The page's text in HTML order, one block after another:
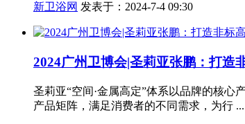
新卫浴网 发表于：2024-7-4 09:30
2024广州卫博会|圣莉亚张鹏：打造
圣莉亚“空间·金属高定”体系以品牌的核
产品矩阵，满足消费者的不同需求，为行 ...